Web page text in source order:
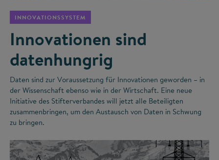
INNOVATIONSSYSTEM
Innovationen sind
datenhungrig
Daten sind zur Voraussetzung für Innovationen geworden – in
der Wissenschaft ebenso wie in der Wirtschaft. Eine neue
Initiative des Stifterverbandes will jetzt alle Beteiligten
zusammenbringen, um den Austausch von Daten in Schwung
zu bringen.